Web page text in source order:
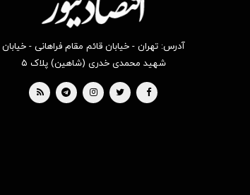
آدرس: تهران - خیابان قائم مقام فراهانی - خیابان
شهید محمدی خدری (شاهین) پلاک ۵